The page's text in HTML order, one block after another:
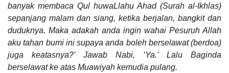
banyak membaca Qul huwaLlahu Ahad (Surah al-Ikhlas)
sepanjang malam dan siang, ketika berjalan, bangkit dan
duduknya. Maka adakah anda ingin wahai Pesuruh Allah
aku tahan bumi ini supaya anda boleh berselawat (berdoa)
juga keatasnya?’ Jawab Nabi, ‘Ya.’ Lalu Baginda
berselawat ke atas Muawiyah kemudia pulang.